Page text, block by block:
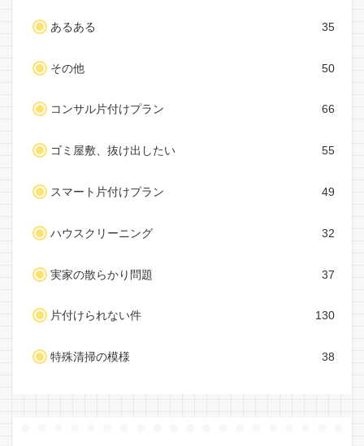
あるある 35
その他 50
コンサル片付けプラン 66
ゴミ屋敷、抜け出したい 55
スマート片付けプラン 49
ハウスクリーニング 32
実家の散らかり問題 37
片付けられない件 130
特殊清掃の模様 38